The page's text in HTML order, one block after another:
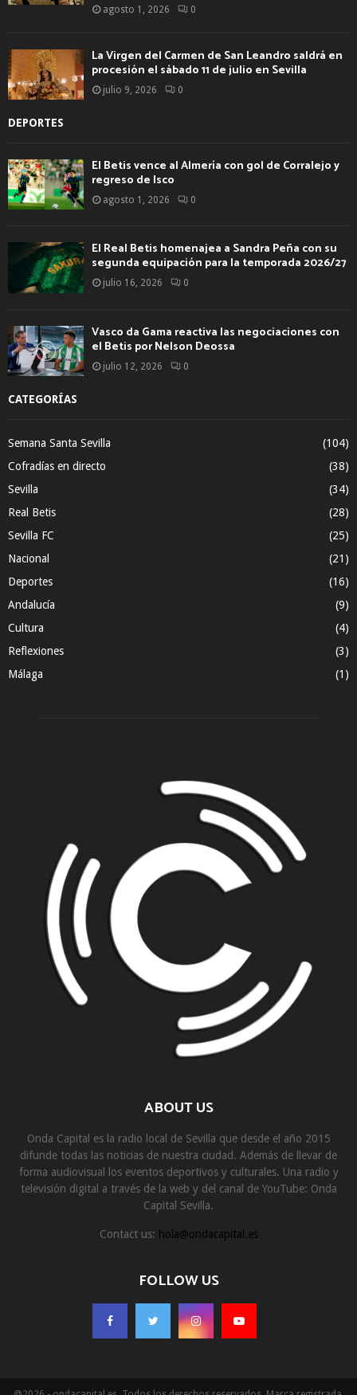
agosto 1, 2026 0
La Virgen del Carmen de San Leandro saldrá en
procesión el sábado 11 de julio en Sevilla
julio 9, 2026 0
DEPORTES
El Betis vence al Almería con gol de Corralejo y
regreso de Isco
agosto 1, 2026 0
El Real Betis homenajea a Sandra Peña con su
segunda equipación para la temporada 2026/27
julio 16, 2026 0
Vasco da Gama reactiva las negociaciones con
el Betis por Nelson Deossa
julio 12, 2026 0
CATEGORÍAS
Semana Santa Sevilla
(104)
Cofradías en directo
(38)
Sevilla
(34)
Real Betis
(28)
Sevilla FC
(25)
Nacional
(21)
Deportes
(16)
Andalucía
(9)
Cultura
(4)
Reflexiones
(3)
Málaga
(1)
ABOUT US
Onda Capital es la radio local de Sevilla que desde el año 2015
difunde todas las noticias de nuestra ciudad. Además de llevar de
forma audiovisual los eventos deportivos y culturales. Una radio y
televisión digital a través de la web y del canal de YouTube: Onda
Capital Sevilla.
Contact us: hola@ondacapital.es
FOLLOW US